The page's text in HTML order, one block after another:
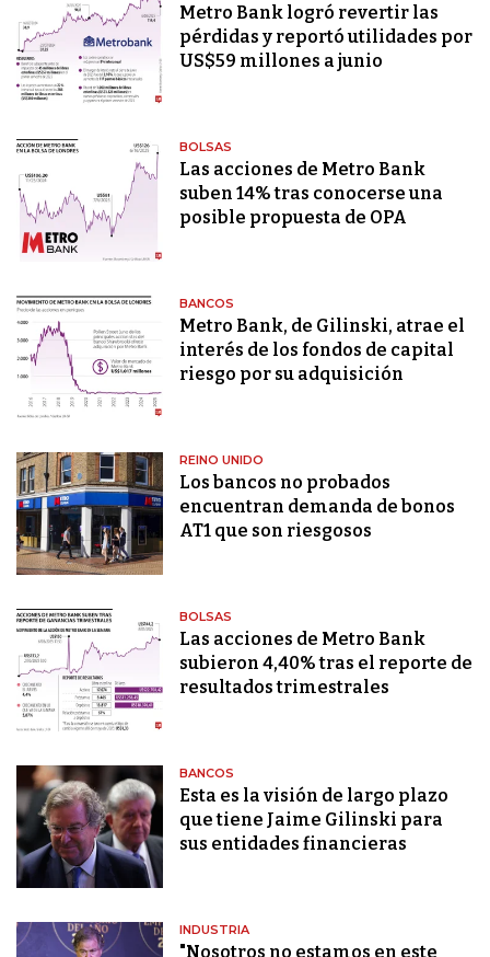
Metro Bank logró revertir las
pérdidas y reportó utilidades por
US$59 millones a junio
BOLSAS
Las acciones de Metro Bank
suben 14% tras conocerse una
posible propuesta de OPA
BANCOS
Metro Bank, de Gilinski, atrae el
interés de los fondos de capital
riesgo por su adquisición
REINO UNIDO
Los bancos no probados
encuentran demanda de bonos
AT1 que son riesgosos
BOLSAS
Las acciones de Metro Bank
subieron 4,40% tras el reporte de
resultados trimestrales
BANCOS
Esta es la visión de largo plazo
que tiene Jaime Gilinski para
sus entidades financieras
INDUSTRIA
"Nosotros no estamos en este